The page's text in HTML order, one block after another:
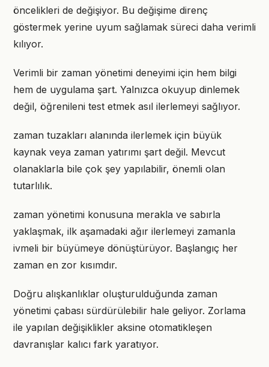
öncelikleri de değişiyor. Bu değişime direnç
göstermek yerine uyum sağlamak süreci daha verimli
kılıyor.
Verimli bir zaman yönetimi deneyimi için hem bilgi
hem de uygulama şart. Yalnızca okuyup dinlemek
değil, öğrenileni test etmek asıl ilerlemeyi sağlıyor.
zaman tuzakları alanında ilerlemek için büyük
kaynak veya zaman yatırımı şart değil. Mevcut
olanaklarla bile çok şey yapılabilir, önemli olan
tutarlılık.
zaman yönetimi konusuna merakla ve sabırla
yaklaşmak, ilk aşamadaki ağır ilerlemeyi zamanla
ivmeli bir büyümeye dönüştürüyor. Başlangıç her
zaman en zor kısımdır.
Doğru alışkanlıklar oluşturulduğunda zaman
yönetimi çabası sürdürülebilir hale geliyor. Zorlama
ile yapılan değişiklikler aksine otomatikleşen
davranışlar kalıcı fark yaratıyor.